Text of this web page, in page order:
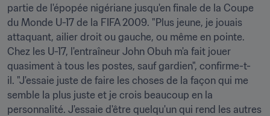
partie de l'épopée nigériane jusqu'en finale de la Coupe
du Monde U-17 de la FIFA 2009. "Plus jeune, je jouais
attaquant, ailier droit ou gauche, ou même en pointe.
Chez les U-17, l'entraîneur John Obuh m'a fait jouer
quasiment à tous les postes, sauf gardien", confirme-t-
il. "J'essaie juste de faire les choses de la façon qui me
semble la plus juste et je crois beaucoup en la
personnalité. J'essaie d'être quelqu'un qui rend les autres